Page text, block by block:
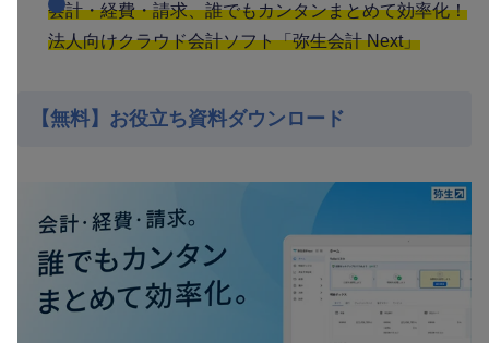
会計・経費・請求、誰でもカンタンまとめて効率化！
法人向けクラウド会計ソフト「弥生会計 Next」
【無料】お役立ち資料ダウンロード